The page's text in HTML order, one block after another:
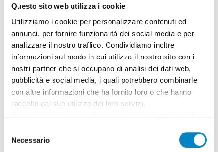
Questo sito web utilizza i cookie
Utilizziamo i cookie per personalizzare contenuti ed
annunci, per fornire funzionalità dei social media e per
analizzare il nostro traffico. Condividiamo inoltre
informazioni sul modo in cui utilizza il nostro sito con i
nostri partner che si occupano di analisi dei dati web,
pubblicità e social media, i quali potrebbero combinarle
con altre informazioni che ha fornito loro o che hanno
raccolto dal suo utilizzo dei loro servizi.
Acconsenti ai nostri cookie se continua ad utilizzare il
delNecessario
Roberto Battista nuovo Mandatario
Brevetti Europei